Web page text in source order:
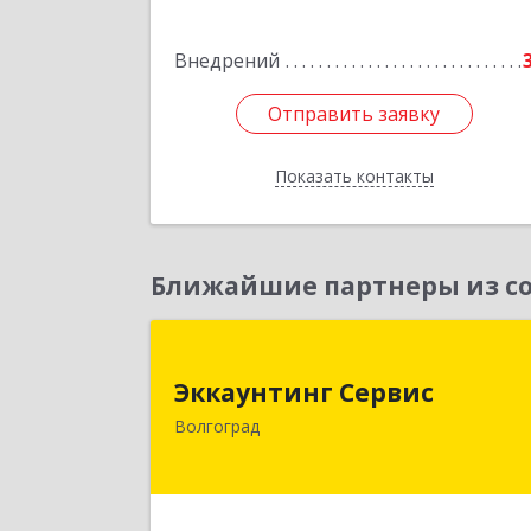
Внедрений
Отправить заявку
Показать контакты
Отправить заявку
Назад
Ближайшие партнеры из
Эккаунтинг Сервис
Волгоград
400026, Волгоградская обл, Волгоград
г, Изобильная ул, дом № 12, кв.40